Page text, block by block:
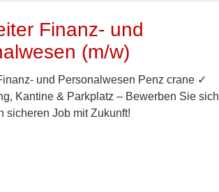
Finanz- und
(m/w)
und Personalwesen Penz crane ✓
Kantine & Parkplatz – Bewerben Sie sich
sicheren Job mit Zukunft!